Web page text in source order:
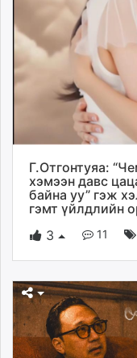
unegui.mn
assa.mn
toim.mn
paparazzi.mn
unread.today
Г.Отгонтуяа:
хэмээн давс
байна уу” гэж
гэмт үйлдлийн
3
11